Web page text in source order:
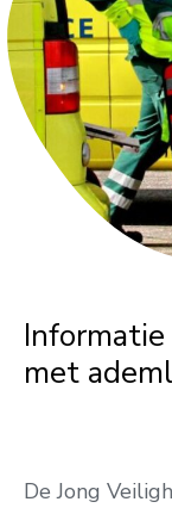
met
De Jong